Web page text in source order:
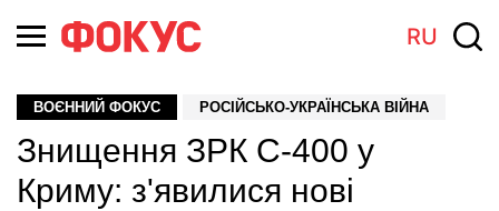
RU
ВОЄННИЙ ФОКУС РОСІЙСЬКО-УКРАЇНСЬКА ВІЙНА
Знищення ЗРК С-400 у
Криму: з'явилися нові